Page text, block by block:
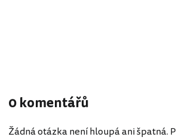
0 komentářů
Žádná otázka není hloupá ani špatná.